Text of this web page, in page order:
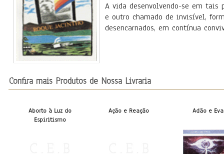
A vida desenvolvendo-se em tais
e outro chamado de invisível,
desencarnados, em contínua
Confira mais Produtos de Nossa Livraria
Aborto à Luz do
Espiritismo
Ação e Reação Adão e Eva